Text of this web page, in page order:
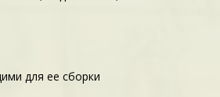
для ее сборки